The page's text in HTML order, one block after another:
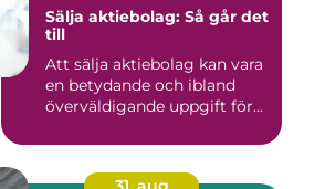
Sälja aktiebolag: Så går det
till
Att sälja aktiebolag kan vara
en betydande och ibland
överväldigande uppgift för...